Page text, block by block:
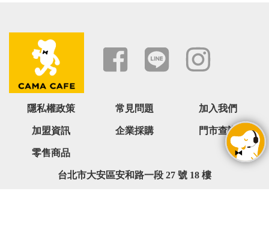
台北市大安區安和路一段 27 號 18 樓
隱私權政策 常見問題 加入我們
加盟資訊 企業採購 門市查詢
零售商品